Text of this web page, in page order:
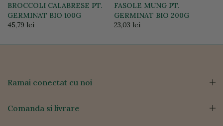
BROCCOLI CALABRESE PT.
GERMINAT BIO 100G
45,79 lei
FASOLE MUNG PT.
GERMINAT BIO 200G
23,03 lei
Ramai conectat cu noi
Comanda si livrare